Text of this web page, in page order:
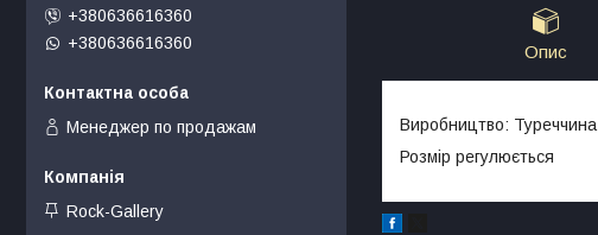
Опис
Виробництво: Туреччина
Розмір регулюється
+380636616360
+380636616360
Менеджер по продажам
Rock-Gallery